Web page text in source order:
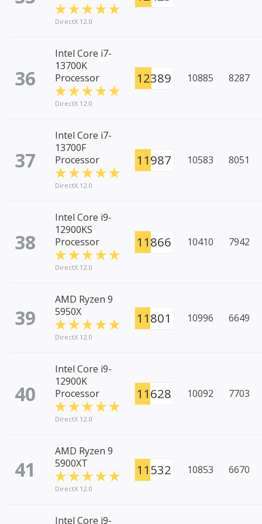
DirectX 12.0
36
Intel Core i7-
13700K
Processor
DirectX 12.0
12389 10885 8287
37
Intel Core i7-
13700F
Processor
DirectX 12.0
11987 10583 8051
38
Intel Core i9-
12900KS
Processor
DirectX 12.0
11866 10410 7942
39
AMD Ryzen 9
5950X
DirectX 12.0
11801 10996 6649
40
Intel Core i9-
12900K
Processor
DirectX 12.0
11628 10092 7703
41
AMD Ryzen 9
5900XT
DirectX 12.0
11532 10853 6670
Intel Core i9-